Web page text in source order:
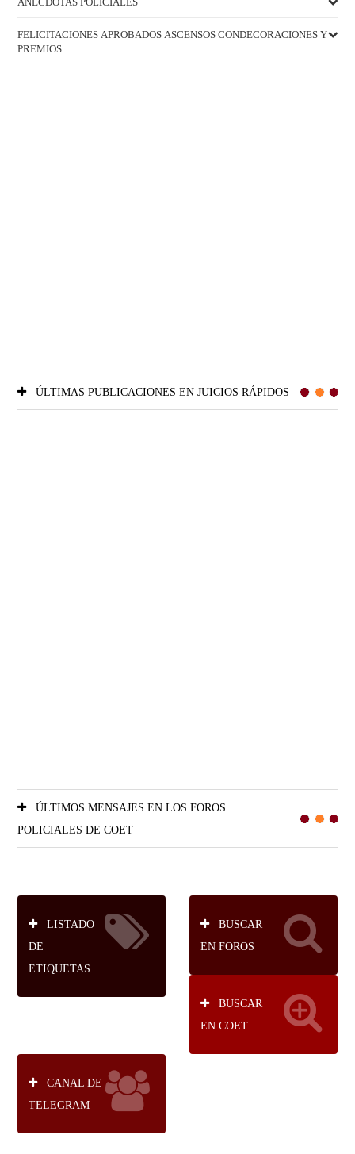
ANÉCDOTAS POLICIALES
FELICITACIONES APROBADOS ASCENSOS CONDECORACIONES Y
PREMIOS
ÚLTIMAS PUBLICACIONES EN JUICIOS RÁPIDOS
ÚLTIMOS MENSAJES EN LOS FOROS
POLICIALES DE COET
LISTADO
DE
ETIQUETAS
BUSCAR
EN FOROS
BUSCAR
EN COET
CANAL DE
TELEGRAM